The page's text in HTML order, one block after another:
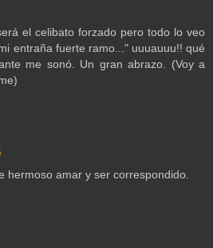
el celibato forzado pero todo lo veo
entraña fuerte ramo..." uuuauuu!! qué
me sonó. Un gran abrazo. (Voy a
hermoso amar y ser correspondido.